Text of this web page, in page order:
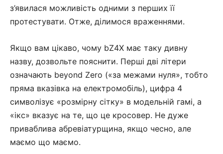
з’явилася можливість одними з перших її
протестувати. Отже, ділимося враженнями.
Якщо вам цікаво, чому bZ4X має таку дивну
назву, дозвольте пояснити. Перші дві літери
означають beyond Zero («за межами нуля», тобто
пряма вказівка на електромобіль), цифра 4
символізує «розмірну сітку» в модельній гамі, а
«ікс» вказує на те, що це кросовер. Не дуже
приваблива абревіатурщина, якщо чесно, але
маємо що маємо.